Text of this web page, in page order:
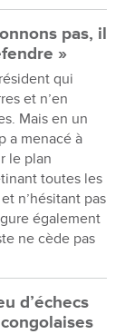
pas, il
»
qui
et n’en
Mais en un
a menacé à
le plan
toutes les
n’hésitant pas
également
ne cède pas
d’échecs